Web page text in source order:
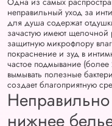
неправильный уход за
для душа содержат
зачастую имеют щелочной
защитную микрофлору
покраснение и зуд в
частое подмывание
вымывать полезные
создает благоприятную
нижнее